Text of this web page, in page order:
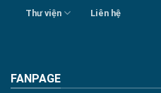
Thư viện Liên hệ
FANPAGE